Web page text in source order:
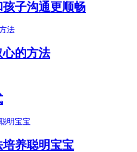
子沟通更顺畅
的方法
养聪明宝宝